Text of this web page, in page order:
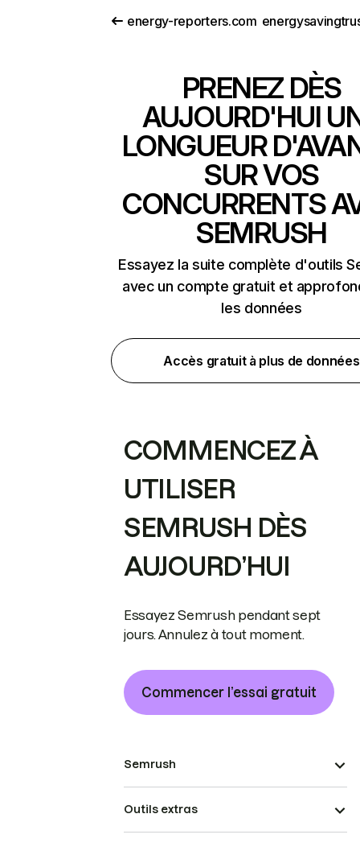
energy-reporters.com
PRENEZ DÈS
AUJOURD'HUI
LONGUEUR
SUR VOS
CONCURRENTS
SEMRUSH
Essayez la suite complète d'outils
avec un compte gratuit et
les données
Accès gratuit à plus de données
COMMENCEZ À
UTILISER
SEMRUSH DÈS
AUJOURD’HUI
Essayez Semrush pendant sept
jours. Annulez à tout moment.
Commencer l’essai gratuit
Semrush
Outils extras